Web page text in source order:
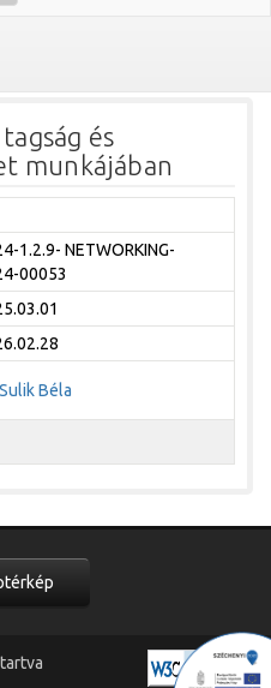
és
munkájában
1.2.9- NETWORKING-
00053
Béla